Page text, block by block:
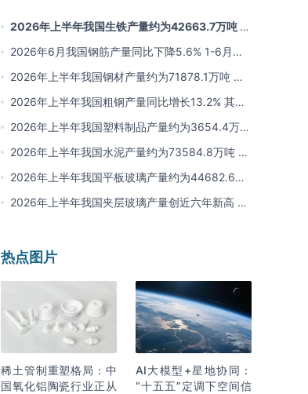
2026年上半年我国生铁产量约为42663.7万吨 同
比下降2.8% 其中河北产量占比22.7%排名第一
2026年6月我国钢筋产量同比下降5.6% 1-6月累
计产量同比下降10.7%
2026年上半年我国钢材产量约为71878.1万吨 同
比下降0.9% 其中河北以超亿吨产量排名第一
2026年上半年我国粗钢产量同比增长13.2% 其中
河北产量占比21.5%位居首位
2026年上半年我国塑料制品产量约为3654.4万吨
其中江苏、浙江产量分别占比18.9%、16.0%
2026年上半年我国水泥产量约为73584.8万吨 同
比下降8% 其中广东、浙江和安徽分别排名前三
2026年上半年我国平板玻璃产量约为44682.6万
重量箱 同比下降5.7% 其中河北产量最多 占比
2026年上半年我国夹层玻璃产量创近六年新高 约
热点图片
稀土管制重塑格局：中
国氧化铝陶瓷行业正从
AI大模型+星地协同：
“十五五”定调下空间信